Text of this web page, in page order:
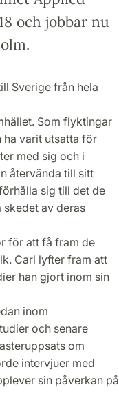
och jobbar nu
Sverige från hela
Som flyktingar
varit utsatta för
med sig och i
återvända till sitt
sig till det de
av deras
för att få fram de
Carl lyfter fram att
han gjort inom sin
inom
och senare
om
intervjuer med
sin påverkan på